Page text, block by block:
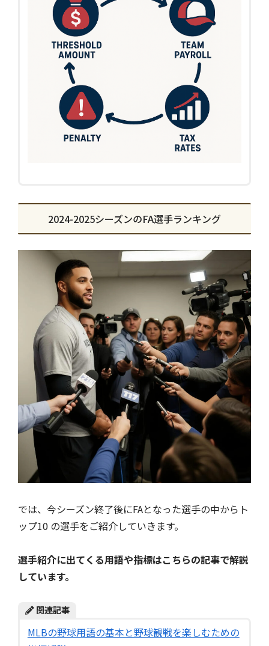
2024-2025シーズンのFA選手ランキング
では、今シーズン終了後にFAとなった選手の中からト
ップ10 の選手をご紹介していきます。
選手紹介に出てくる用語や指標はこちらの記事で解説
しています。
関連記事
MLBの野球用語の基本と野球観戦を楽しむための